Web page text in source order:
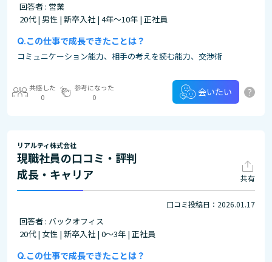
回答者 : 営業
20代 | 男性 | 新卒入社 | 4年～10年 | 正社員
この仕事で成長できたことは？
コミュニケーション能力、相手の考えを読む能力、交渉術
共感した
0
参考になった
0
会いたい ?
リアルティ株式会社
現職社員の口コミ・評判
成長・キャリア
共有
口コミ投稿日：2026.01.17
回答者 : バックオフィス
20代 | 女性 | 新卒入社 | 0～3年 | 正社員
この仕事で成長できたことは？